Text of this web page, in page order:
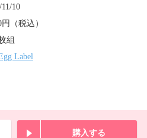
10
（税込）
組
Label
購入する